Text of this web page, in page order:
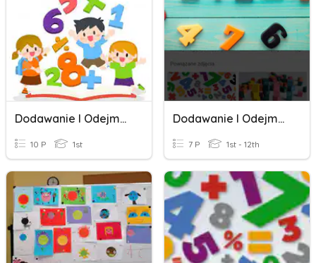
Dodawanie I Odejmowanie W Zakresie 100
10 P 1st
Dodawanie I Odejmowanie W Zakresie 100
7 P 1st - 12th